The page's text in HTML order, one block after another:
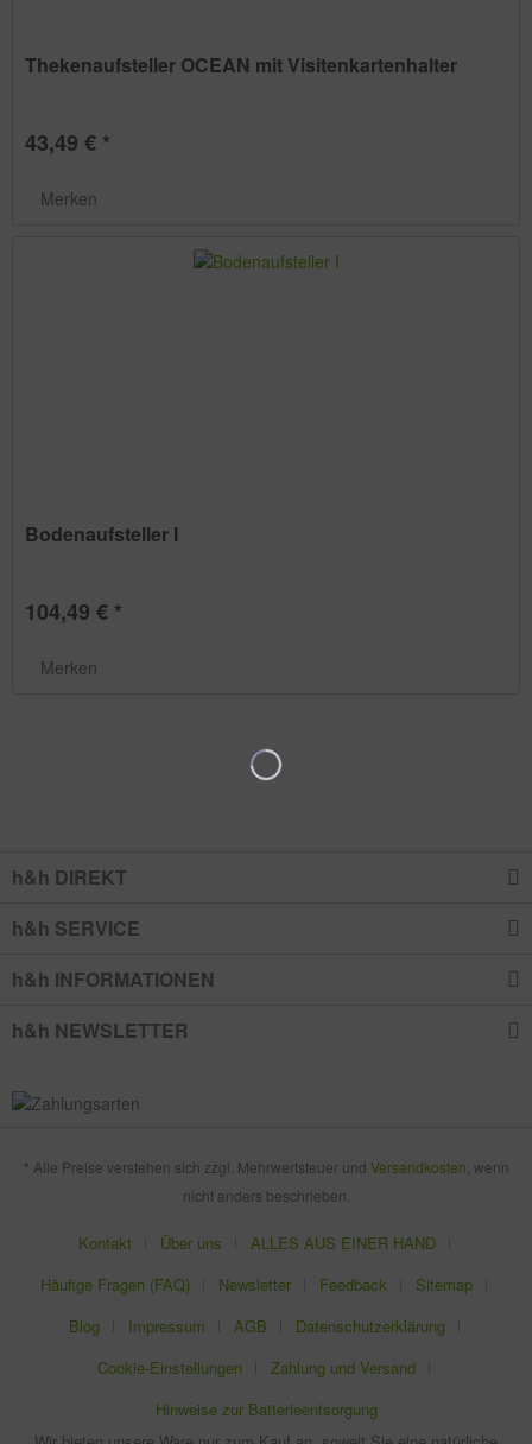
Thekenaufsteller OCEAN mit Visitenkartenhalter
43,49 € *
Merken
Bodenaufsteller I
104,49 € *
Merken
h&h DIREKT
h&h SERVICE
h&h INFORMATIONEN
h&h NEWSLETTER
* Alle Preise verstehen sich zzgl. Mehrwertsteuer und Versandkosten , wenn
nicht anders beschrieben.
Kontakt Über uns
ALLES AUS EINER HAND
Häufige Fragen (FAQ)
Newsletter Feedback
Sitemap
Blog
Impressum AGB
Datenschutzerklärung
Cookie-Einstellungen
Zahlung und Versand
Hinweise zur Batterieentsorgung